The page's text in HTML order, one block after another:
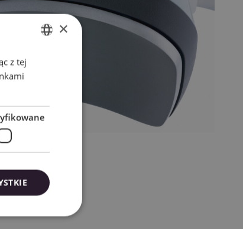
×
z tej